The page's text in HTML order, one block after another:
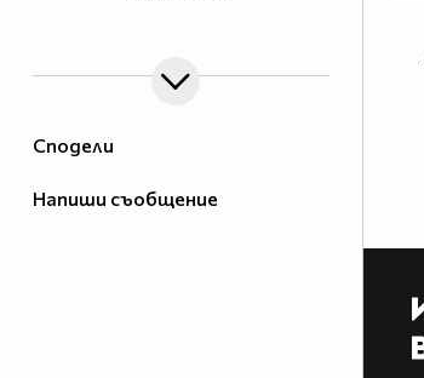
Сподели
Напиши съобщение